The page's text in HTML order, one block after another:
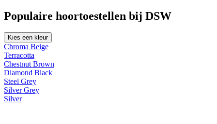
Populaire hoortoestellen bij DSW
Kies een kleur
Chroma Beige
Terracotta
Chestnut Brown
Diamond Black
Steel Grey
Silver Grey
Silver